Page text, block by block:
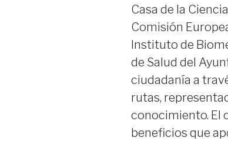
Casa de la
Comisión
Instituto de
de Salud del
ciudadanía a
rutas,
conocimiento. El
beneficios que